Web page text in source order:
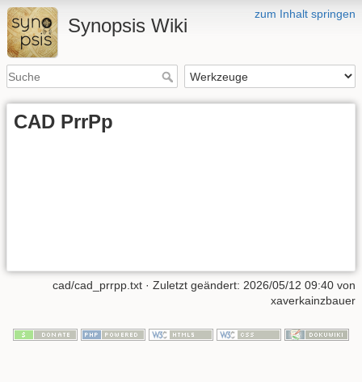
zum Inhalt springen
Synopsis Wiki
CAD PrrPp
cad/cad_prrpp.txt · Zuletzt geändert: 2026/05/12 09:40 von
xaverkainzbauer